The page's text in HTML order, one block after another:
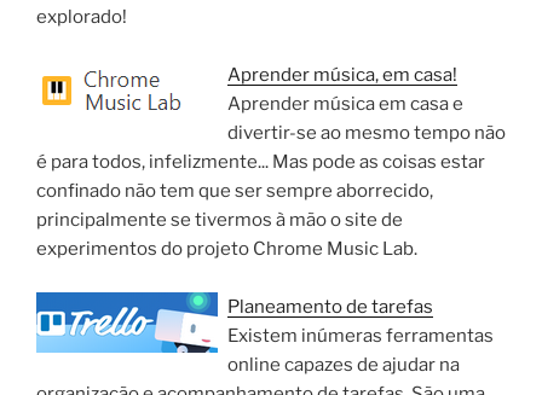
explorado!
Aprender música, em casa!
Aprender música em casa e
divertir-se ao mesmo tempo não
é para todos, infelizmente... Mas pode as coisas estar
confinado não tem que ser sempre aborrecido,
principalmente se tivermos à mão o site de
experimentos do projeto Chrome Music Lab.
Planeamento de tarefas
Existem inúmeras ferramentas
online capazes de ajudar na